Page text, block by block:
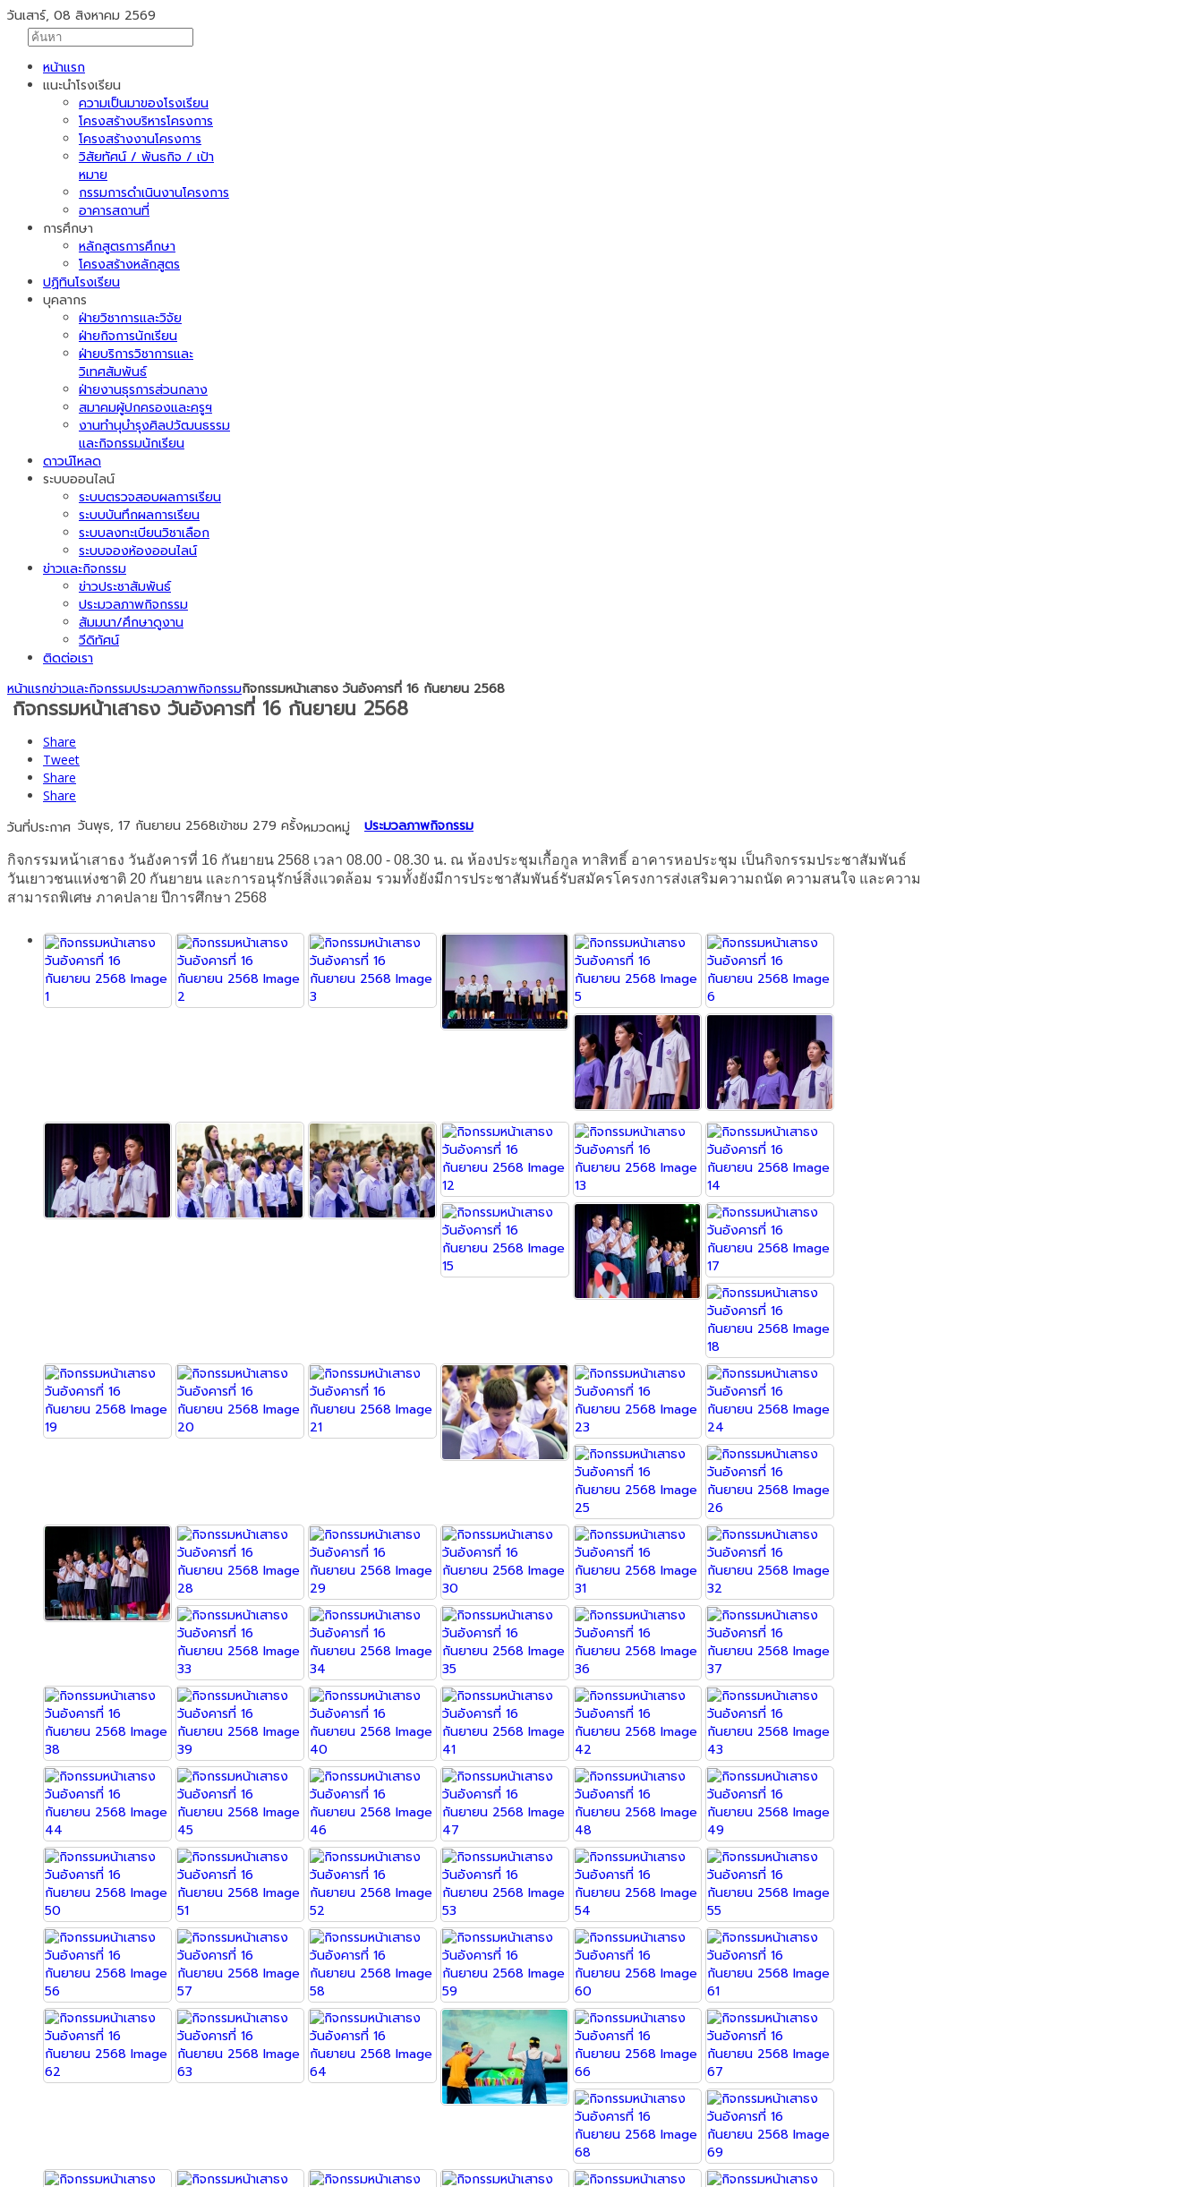
วันเสาร์, 08 สิงหาคม 2569
หน้าแรก
แนะนำโรงเรียน
ความเป็นมาของโรงเรียน
โครงสร้างบริหารโครงการ
โครงสร้างงานโครงการ
วิสัยทัศน์ / พันธกิจ / เป้า
หมาย
กรรมการดำเนินงานโครงการ
อาคารสถานที่
การศึกษา
หลักสูตรการศึกษา
โครงสร้างหลักสูตร
ปฏิทินโรงเรียน
บุคลากร
ฝ่ายวิชาการและวิจัย
ฝ่ายกิจการนักเรียน
ฝ่ายบริการวิชาการและ
วิเทศสัมพันธ์
ฝ่ายงานธุรการส่วนกลาง
สมาคมผู้ปกครองและครูฯ
งานทำนุบำรุงศิลปวัฒนธรรม
และกิจกรรมนักเรียน
ดาวน์โหลด
ระบบออนไลน์
ระบบตรวจสอบผลการเรียน
ระบบบันทึกผลการเรียน
ระบบลงทะเบียนวิชาเลือก
ระบบจองห้องออนไลน์
ข่าวและกิจกรรม
ข่าวประชาสัมพันธ์
ประมวลภาพกิจกรรม
สัมมนา/ศึกษาดูงาน
วีดิทัศน์
ติดต่อเรา
หน้าแรกข่าวและกิจกรรมประมวลภาพกิจกรรมกิจกรรมหน้าเสาธง วันอังคารที่ 16 กันยายน 2568
กิจกรรมหน้าเสาธง วันอังคารที่ 16 กันยายน 2568
Share
Tweet
Share
Share
วันที่ประกาศ วันพุธ, 17 กันยายน 2568เข้าชม 279 ครั้งหมวดหมู่ ประมวลภาพกิจกรรม
กิจกรรมหน้าเสาธง วันอังคารที่ 16 กันยายน 2568 เวลา 08.00 - 08.30 น. ณ ห้องประชุมเกื้อกูล ทาสิทธิ์ อาคารหอประชุม เป็นกิจกรรมประชาสัมพันธ์
วันเยาวชนแห่งชาติ 20 กันยายน และการอนุรักษ์สิ่งแวดล้อม รวมทั้งยังมีการประชาสัมพันธ์รับสมัครโครงการส่งเสริมความถนัด ความสนใจ และความ
สามารถพิเศษ ภาคปลาย ปีการศึกษา 2568